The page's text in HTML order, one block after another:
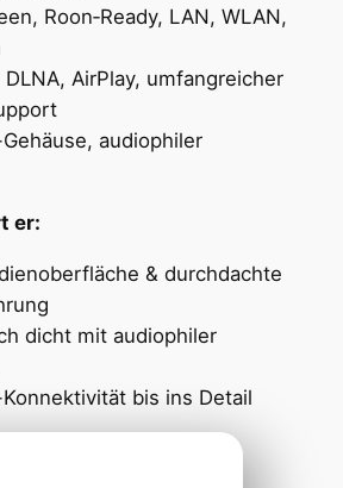
Roon‑Ready, LAN, WLAN,
DLNA, AirPlay, umfangreicher
audiophiler
er:
& durchdachte
dicht mit audiophiler
bis ins Detail